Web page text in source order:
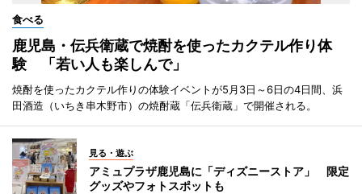
食べる
鹿児島・伝兵衛蔵で焼酎を使ったカクテル作り体
験 「若い人も楽しんで」
焼酎を使ったカクテル作りの体験イベントが5月3日～6日の4日間、浜
田酒造（いちき串木野市）の焼酎蔵「伝兵衛蔵」で開催される。
見る・遊ぶ
アミュプラザ鹿児島に「ディズニーストア」 限定
グッズやフォトスポットも